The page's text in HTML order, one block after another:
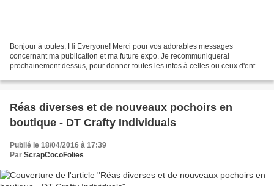
Bonjour à toutes, Hi Everyone! Merci pour vos adorables messages
concernant ma publication et ma future expo. Je recommuniquerai
prochainement dessus, pour donner toutes les infos à celles ou ceux d'entre
Réas diverses et de nouveaux pochoirs en
boutique - DT Crafty Individuals
Publié le 18/04/2016 à 17:39
Par ScrapCocoFolies